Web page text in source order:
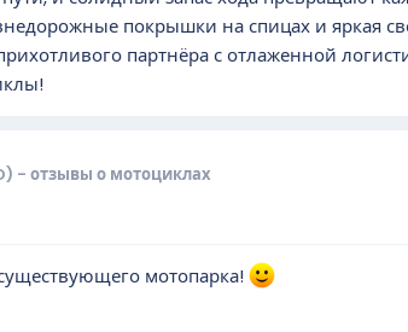
покрышки на спицах и яркая
партнёра с отлаженной
- отзывы о мотоциклах
мотопарка!